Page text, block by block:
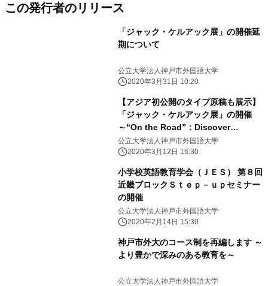
この発行者のリリース
「ジャック・ケルアック展」の開催延
期について
公立大学法人神戸市外国語大学
2020年3月31日 10:20
【アジア初公開のタイプ原稿も展示】
「ジャック・ケルアック展」の開催
～“On the Road”：Discover
America Again～
公立大学法人神戸市外国語大学
2020年3月12日 16:30
小学校英語教育学会（ＪＥＳ） 第８回
近畿ブロックＳｔｅｐ－ｕｐセミナー
の開催
公立大学法人神戸市外国語大学
2020年2月14日 15:30
神戸市外大のコース制を再編します ～
より豊かで深みのある教育を～
公立大学法人神戸市外国語大学